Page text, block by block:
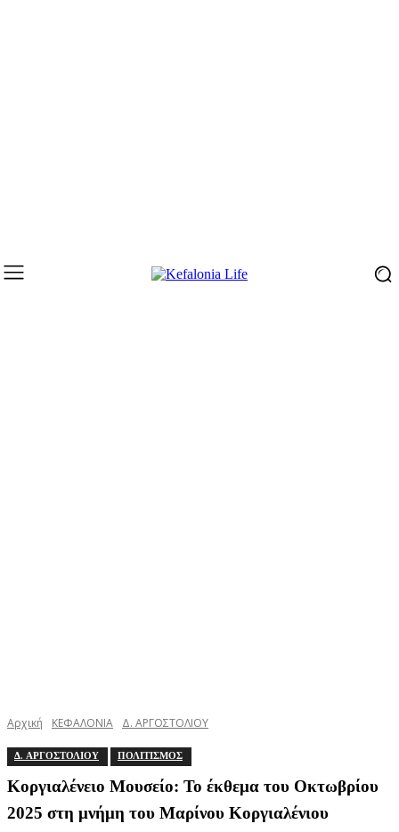
Αρχική ΚΕΦΑΛΟΝΙΑ Δ. ΑΡΓΟΣΤΟΛΙΟΥ
Δ. ΑΡΓΟΣΤΟΛΙΟΥ ΠΟΛΙΤΙΣΜΟΣ
Κοργιαλένειο Μουσείο: Το έκθεμα του Οκτωβρίου
2025 στη μνήμη του Μαρίνου Κοργιαλένιου